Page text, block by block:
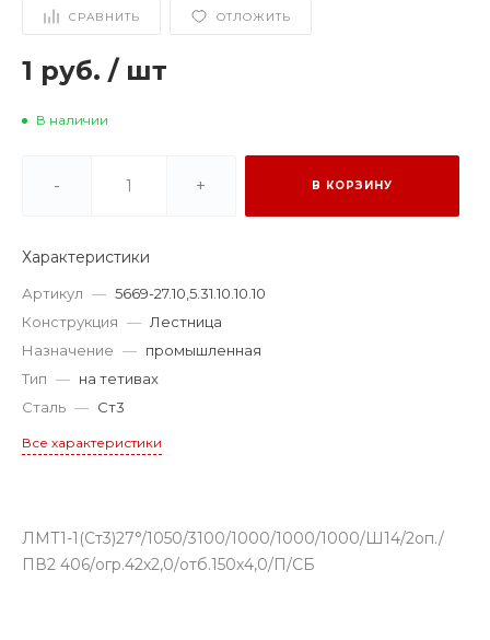
СРАВНИТЬ ОТЛОЖИТЬ
1 руб. / шт
В наличии
- + В КОРЗИНУ
Характеристики
Артикул — 5669-27.10,5.31.10.10.10
Конструкция — Лестница
Назначение — промышленная
Тип — на тетивах
Сталь — Ст3
Все характеристики
ЛМТ1-1(Ст3)27°/1050/3100/1000/1000/1000/Ш14/2оп./
ПВ2 406/огр.42х2,0/отб.150х4,0/П/СБ